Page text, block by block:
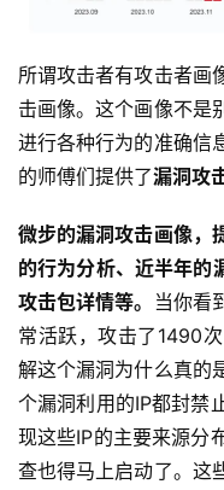
所谓攻击者有攻击者画
击画像。这个画像不是
进行各种行为的准确信
的师傅们提供了漏洞攻
微步的漏洞攻击画像，
的行为分析、近半年的
攻击包详情等。
当你看
常活跃，攻击了1490
解这个漏洞为什么真的
个漏洞利用的IP都封禁
现这些IP的主要来源分
查也得马上启动了。这